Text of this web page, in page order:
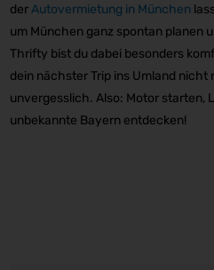
derAutovermietung in München
um München ganz spontan planen
Thrifty bist du dabei besonders
dein nächster Trip ins Umland
unvergesslich. Also: Motor starten,
unbekannte Bayern entdecken!